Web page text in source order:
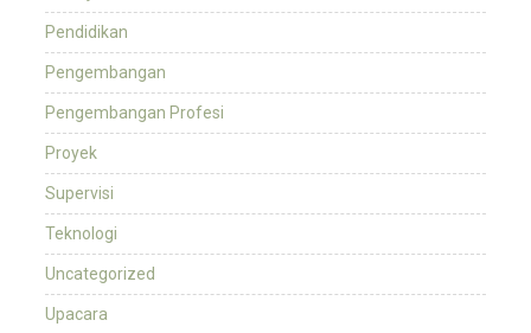
Pendidikan
Pengembangan
Pengembangan Profesi
Proyek
Supervisi
Teknologi
Uncategorized
Upacara